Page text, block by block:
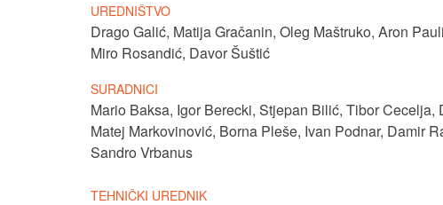
UREDNIŠTVO
Drago Galić, Matija Gračanin, Oleg Maštruko, Aron
Miro Rosandić, Davor Šuštić
SURADNICI
Mario Baksa, Igor Berecki, Stjepan Bilić, Tibor Cecelja,
Matej Markovinović, Borna Pleše, Ivan Podnar, Damir
Sandro Vrbanus
TEHNIČKI UREDNIK